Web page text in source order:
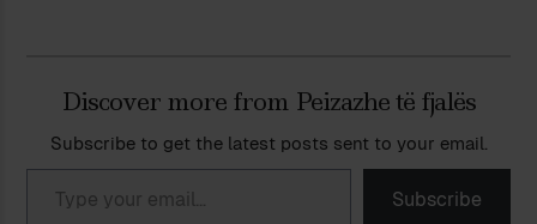
Discover more from Peizazhe të fjalës
Subscribe to get the latest posts sent to your email.
Type your email…
Subscribe